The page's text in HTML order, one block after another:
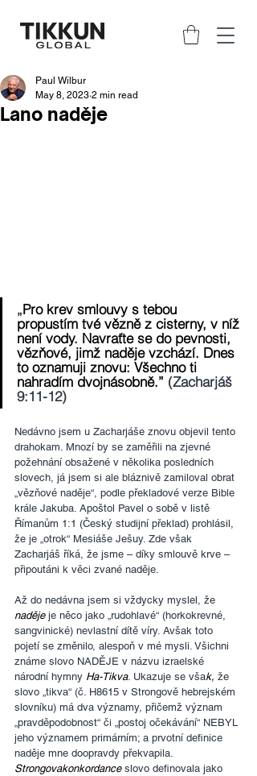
Lano naděje
Paul Wilbur
May 8, 2023 2 min read
„Pro krev smlouvy s tebou
propustím tvé vězně z cisterny, v níž
není vody. Navraťte se do pevnosti,
vězňové, jimž naděje vzchází. Dnes
to oznamuji znovu: Všechno ti
nahradím dvojnásobně.” (Zacharjáš
9:11-12)
Nedávno jsem u Zacharjáše znovu objevil tento
drahokam. Mnozí by se zaměřili na zjevné
požehnání obsažené v několika posledních
slovech, já jsem si ale bláznivě zamiloval obrat
„vězňové naděje“, podle překladové verze Bible
krále Jakuba. Apoštol Pavel o sobě v listě
Římanům 1:1 (Český studijní překlad) prohlásil,
že je „otrok“ Mesiáše Ješuy. Zde však
Zacharjáš říká, že jsme – díky smlouvě krve –
připoutáni k věci zvané naděje.
Až do nedávna jsem si vždycky myslel, že
naděje je něco jako „rudohlavé“ (horkokrevné,
sangvinické) nevlastní dítě víry. Avšak toto
pojetí se změnilo, alespoň v mé mysli. Všichni
známe slovo NADĚJE v názvu izraelské
národní hymny Ha-Tikva. Ukazuje se však, že
slovo „tikva“ (č. H8615 v Strongově hebrejském
slovníku) má dva významy, přičemž význam
„pravděpodobnost“ či „postoj očekávání“ NEBYL
jeho významem primárním; a prvotní definice
naděje mne doopravdy překvapila.
Strongovakonkordance slovo definovala jako